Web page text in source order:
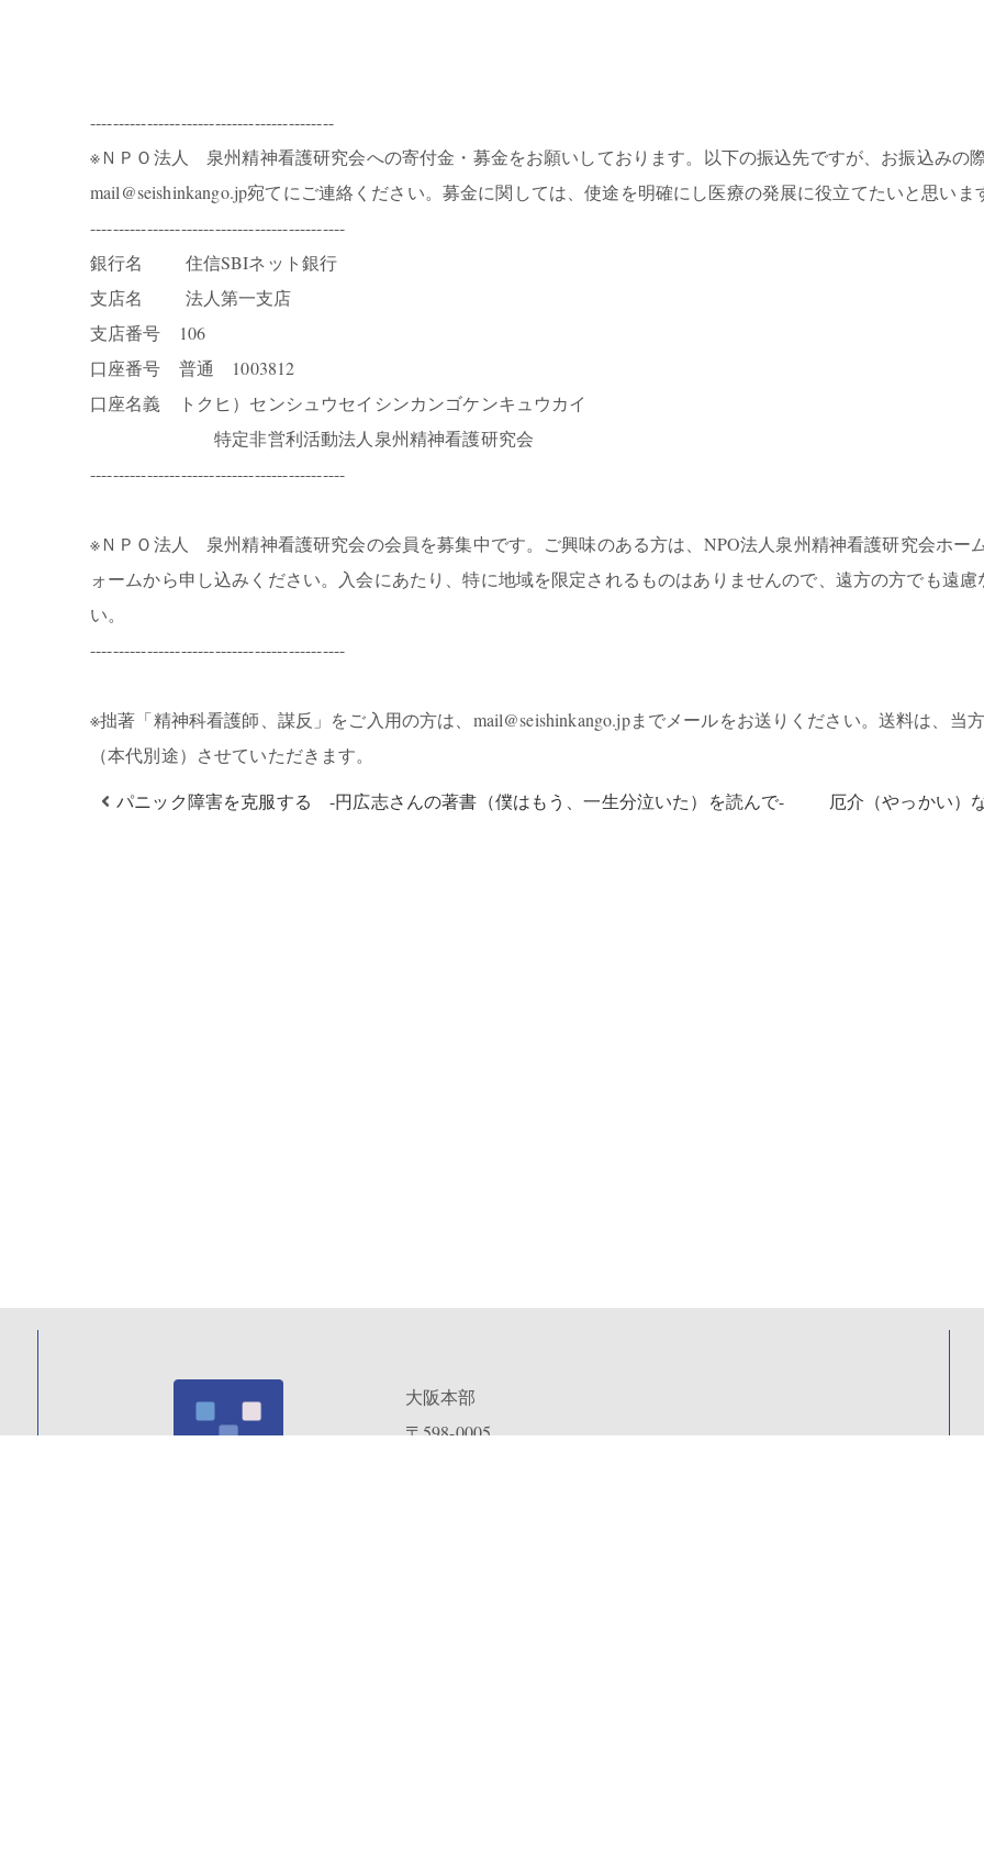
-------------------------------------------
※ＮＰＯ法人 泉州精神看護研究会への寄付金・募金をお願いしております。以下の振込先ですが、お振込みの
mail@seishinkango.jp宛てにご連絡ください。募金に関しては、使途を明確にし医療の発展に役立てたいと思いま
---------------------------------------------
銀行名 住信SBIネット銀行
支店名 法人第一支店
支店番号 106
口座番号 普通 1003812
口座名義 トクヒ）センシュウセイシンカンゴケンキュウカイ
特定非営利活動法人泉州精神看護研究会
---------------------------------------------
※ＮＰＯ法人 泉州精神看護研究会の会員を募集中です。ご興味のある方は、NPO法人泉州精神看護研究会ホー
ォームから申し込みください。入会にあたり、特に地域を限定されるものはありませんので、遠方の方でも遠慮
い。
---------------------------------------------
※拙著「精神科看護師、謀反」をご入用の方は、mail@seishinkango.jpまでメールをお送りください。送料は、当
（本代別途）させていただきます。
パニック障害を克服する -円広志さんの著書（僕はもう、一生分泣いた）を読んで-
厄介（やっかい）
大阪本部
〒598-0005